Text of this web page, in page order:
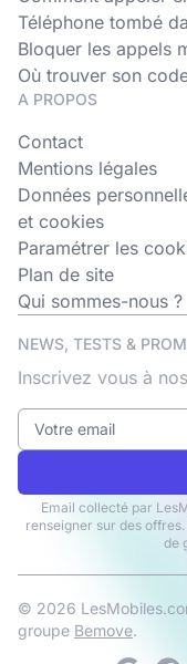
Téléphone tombé
Bloquer les appels
Où trouver son
A PROPOS
Contact
Mentions légales
Données
et cookies
Paramétrer les
Plan de site
Qui sommes-nous ?
NEWS, TESTS &
Inscrivez vous à
Email collecté par
renseigner sur des
de
© 2026
groupe Bemove.